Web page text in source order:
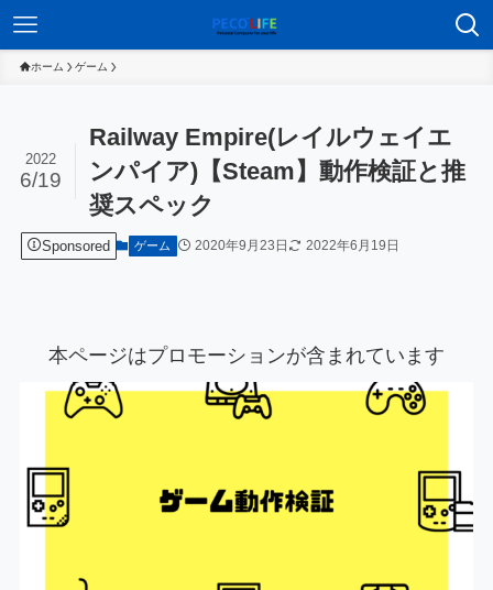
ホーム ゲーム
Railway Empire(レイルウェイエ
ンパイア)【Steam】動作検証と推
奨スペック
2022
6/19
Sponsored ゲーム 2020年9月23日 2022年6月19日
本ページはプロモーションが含まれています